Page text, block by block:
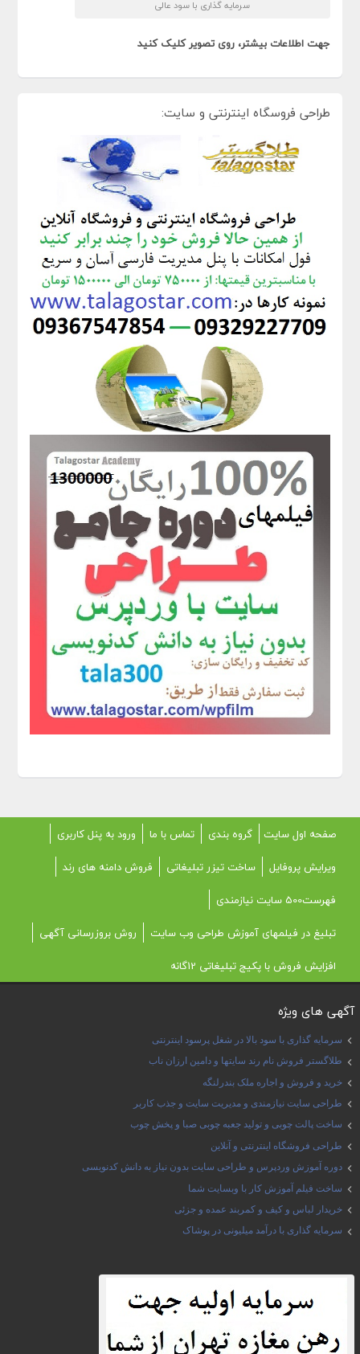
سرمایه گذاری با سود عالی
جهت اطلاعات بیشتر، روی تصویر کلیک کنید
طراحی فروسگاه اینترنتی و سایت:
صفحه اول سایت گروه بندی تماس با ما
ورود به پنل کاربری
ویرایش پروفایل
ساخت تیزر تبلیغاتی
فروش دامنه های رند
فهرست500 سایت نیازمندی
تبلیغ در فیلمهای آموزش طراحی وب سایت
روش بروزرسانی آگهی
افزایش فروش با پکیج تبلیغاتی 12گانه
آگهی های ویژه
سرمایه گذاری با سود بالا در شغل پرسود اینترنتی
طلاگستر فروش نام رند سایتها و دامین ارزان ناب
خرید و فروش و اجاره ملک بندرلنگه
طراحی سایت نیازمندی و مدیریت سایت و جذب کاربر
ساخت پالت چوبی و تولید جعبه چوبی صبا و پخش چوب
طراحی فروشگاه اینترنتی و آنلاین
دوره آموزش وردپرس و طراحی سایت بدون نیاز به دانش کدنویسی
ساخت فیلم آموزش کار با وبسایت شما
خریدار لباس و کیف و کمربند عمده و جزئی
سرمایه گذاری با درآمد میلیونی در پوشاک